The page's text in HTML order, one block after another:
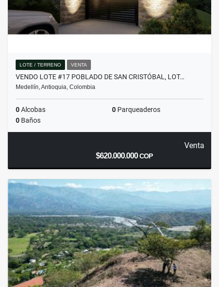
LOTE / TERRENO VENTA
VENDO LOTE #17 POBLADO DE SAN CRISTÓBAL, LOT…
Medellín, Antioquia, Colombia
0Alcobas 0 Parqueaderos
0 Baños
Venta
$620.000.000COP